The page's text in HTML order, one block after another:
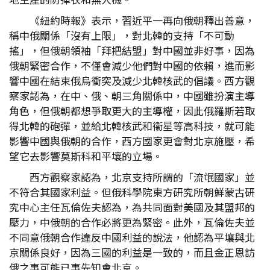
《紐約時報》表示，習近平一再向俄朝釋出善意，
稱中俄關係「沒有上限」，對北韓的支持「不可動
搖」，但俄朝領袖「拜把結盟」對中國並非好事，因為
俄朝緊密合作，不僅會減少他們對中國的依賴，進而影
響中國在結束俄烏衝突及減少北韓核武的倡議。西方觀
察家認為，在中、俄、朝三角關係中，中國雖扮演主導
角色，但俄朝都想爭取更大的主導權，因此俄羅斯若取
得北韓的砲彈，並給北韓核武和衞星等高科技，就可能
影響中國與俄朝的合作，西方國家更會對北京施壓，希
望它去影響莫斯科和平壤的立場。
西方觀察家認為，北京支持所謂的「流氓國家」並
不符合其國家利益。但俄科學院東方研究所朝鮮蒙古研
究中心主任瓦倫佐夫認為，為共同面對美國及其盟邦的
壓力，中俄朝的合作必將更為緊密。此外，瓦倫佐夫並
不同意俄朝合作違反中國利益的說法，他認為平壤與北
京關係良好，因為三國的利益是一致的，而且金正恩訪